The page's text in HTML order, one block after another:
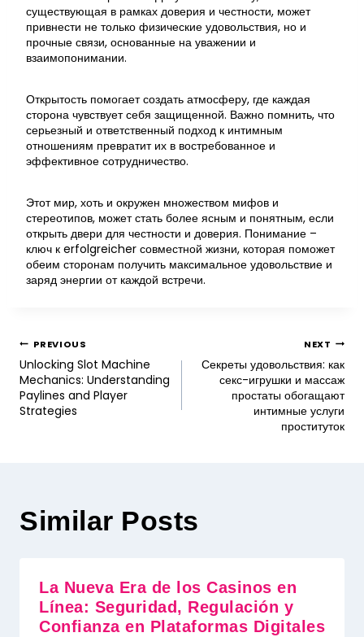
существующая в рамках доверия и честности, может
привнести не только физические удовольствия, но и
прочные связи, основанные на уважении и
взаимопонимании.
Открытость помогает создать атмосферу, где каждая
сторона чувствует себя защищенной. Важно помнить, что
серьезный и ответственный подход к интимным
отношениям превратит их в востребованное и
эффективное сотрудничество.
Этот мир, хоть и окружен множеством мифов и
стереотипов, может стать более ясным и понятным, если
открыть двери для честности и доверия. Понимание –
ключ к erfolgreicher совместной жизни, которая поможет
обеим сторонам получить максимальное удовольствие и
заряд энергии от каждой встречи.
PREVIOUS
Unlocking Slot Machine
Mechanics: Understanding
Paylines and Player
Strategies
NEXT
Секреты удовольствия: как
секс-игрушки и массаж
простаты обогащают
интимные услуги
проституток
Similar Posts
La Nueva Era de los Casinos en
Línea: Seguridad, Regulación y
Confianza en Plataformas Digitales